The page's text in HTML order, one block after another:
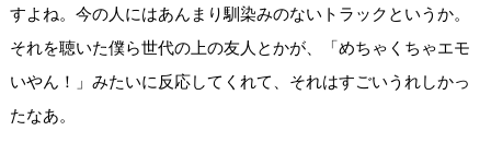
すよね。今の人にはあんまり馴染みのないトラックというか。
それを聴いた僕ら世代の上の友人とかが、「めちゃくちゃエモ
いやん！」みたいに反応してくれて、それはすごいうれしかっ
たなあ。